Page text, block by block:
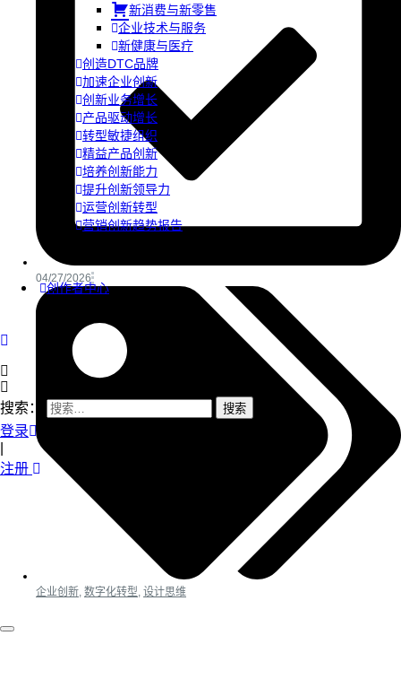
新消费与新零售
企业技术与服务
新健康与医疗
创造DTC品牌
加速企业创新
创新业务增长
产品驱动增长
转型敏捷组织
精益产品创新
培养创新能力
提升创新领导力
运营创新转型
营销创新趋势报告
创作者中心
搜索：
登录
注册
04/27/2026
企业创新 数字化转型 设计思维